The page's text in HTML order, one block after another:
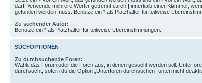
darf. Verwende mehrere Wörter getrennt durch | innerhalb einer Klammer,
gefunden werden muss. Benutze ein * als Platzhalter für teilweise
Zu suchender Autor:
Benutze ein * als Platzhalter für teilweise Übereinstimmungen.
SUCHOPTIONEN
Zu durchsuchende Foren:
Wähle das Forum oder die Foren aus, in denen gesucht werden soll.
durchsucht, sofern du die Option „Unterforen durchsuchen“ unten nicht